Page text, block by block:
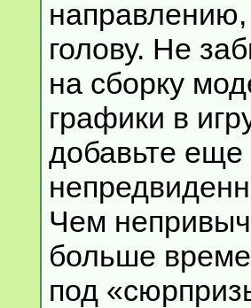
направлению,
голову. Не
на сборку
графики в
добавьте
Чем
больше
под